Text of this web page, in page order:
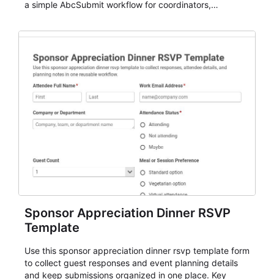
a simple AbcSubmit workflow for coordinators,
Sponsor Appreciation Dinner RSVP
Template
Use this sponsor appreciation dinner rsvp template form
to collect guest responses and event planning details
and keep submissions organized in one place. Key